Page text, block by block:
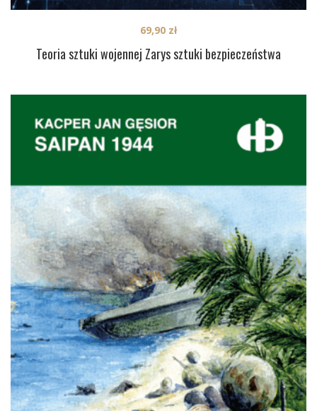
Teoria sztuki wojennej Zarys sztuki bezpieczeństwa
69,90 zł